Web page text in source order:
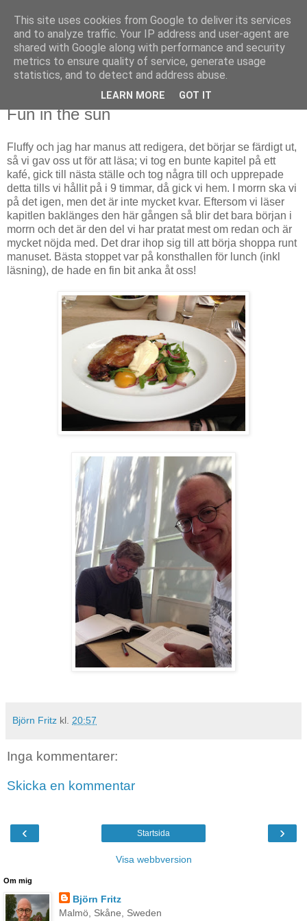
Björn Fritz
vad än som faller mig in
tisdag, juli 23, 2013
Fun in the sun
Fluffy och jag har manus att redigera, det börjar se färdigt ut,
så vi gav oss ut för att läsa; vi tog en bunte kapitel på ett
kafé, gick till nästa ställe och tog några till och upprepade
detta tills vi hållit på i 9 timmar, då gick vi hem. I morrn ska vi
på det igen, men det är inte mycket kvar. Eftersom vi läser
kapitlen baklänges den här gången så blir det bara början i
morrn och det är den del vi har pratat mest om redan och är
mycket nöjda med. Det drar ihop sig till att börja shoppa runt
manuset. Bästa stoppet var på konsthallen för lunch (inkl
läsning), de hade en fin bit anka åt oss!
Björn Fritz kl. 20:57
Inga kommentarer:
Skicka en kommentar
‹ ›
Startsida
Visa webbversion
Om mig
Björn Fritz
Malmö, Skåne, Sweden
This site uses cookies from Google to deliver its services
and to analyze traffic. Your IP address and user-agent are
shared with Google along with performance and security
metrics to ensure quality of service, generate usage
statistics, and to detect and address abuse.
LEARN MORE GOT IT